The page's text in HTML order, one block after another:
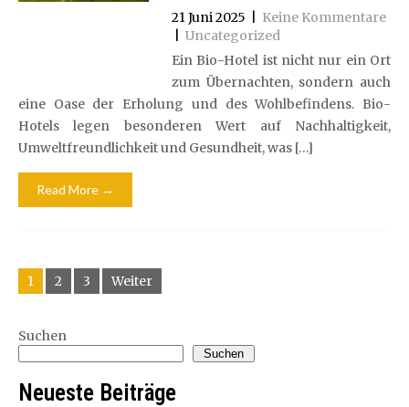
21 Juni 2025
Keine Kommentare
Uncategorized
Ein Bio-Hotel ist nicht nur ein Ort
zum Übernachten, sondern auch
eine Oase der Erholung und des Wohlbefindens. Bio-
Hotels legen besonderen Wert auf Nachhaltigkeit,
Umweltfreundlichkeit und Gesundheit, was […]
Read More →
Beitragsnavigation
1 2 3 Weiter
Suchen
Suchen
Neueste Beiträge